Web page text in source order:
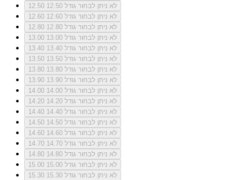
12.50
לא ניתן לבחור גודל 12.50
12.60
לא ניתן לבחור גודל 12.60
12.80
לא ניתן לבחור גודל 12.80
13.00
לא ניתן לבחור גודל 13.00
13.40
לא ניתן לבחור גודל 13.40
13.50
לא ניתן לבחור גודל 13.50
13.80
לא ניתן לבחור גודל 13.80
13.90
לא ניתן לבחור גודל 13.90
14.00
לא ניתן לבחור גודל 14.00
14.20
לא ניתן לבחור גודל 14.20
14.40
לא ניתן לבחור גודל 14.40
14.50
לא ניתן לבחור גודל 14.50
14.60
לא ניתן לבחור גודל 14.60
14.70
לא ניתן לבחור גודל 14.70
14.80
לא ניתן לבחור גודל 14.80
15.00
לא ניתן לבחור גודל 15.00
15.30
לא ניתן לבחור גודל 15.30